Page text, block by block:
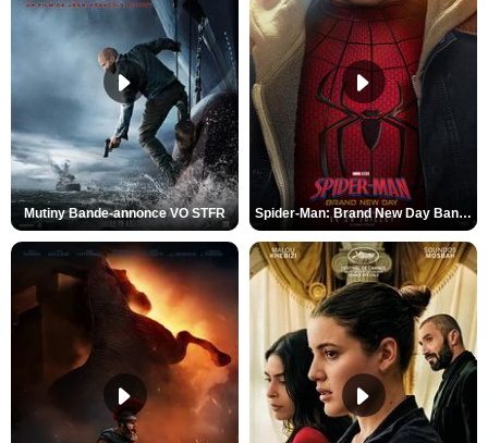
Mutiny Bande-annonce VO STFR Spider-Man: Brand New Day Bande-annonce VO STFR